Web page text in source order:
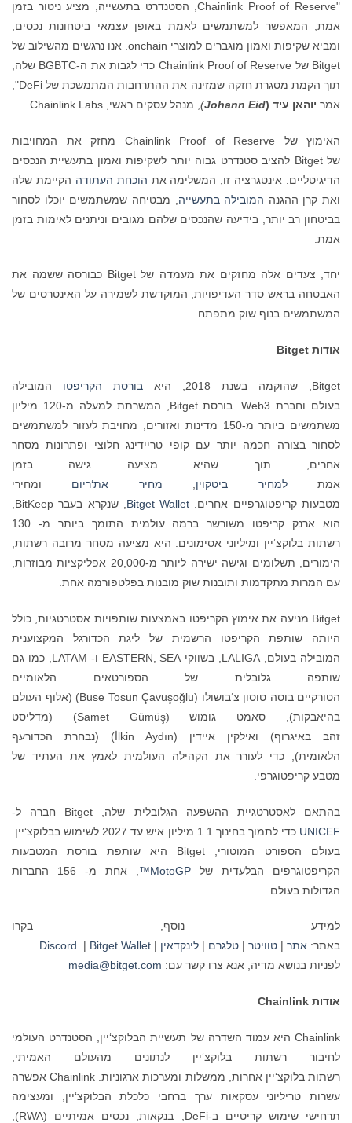
"Chainlink Proof of Reserve, הסטנדרט בתעשייה, מציע ניטור בזמן
אמת, המאפשר למשתמשים לאמת באופן עצמאי ביטחונות נכסים,
ומביא שקיפות ואמון מוגברים למוצרי onchain. אנו נרגשים מהשילוב של
Bitget של Chainlink Proof of Reserve כדי לגבות את ה-BGBTC שלה,
תוך הקמת מסגרת חזקה שמזינה את ההתרחבות המתמשכת של DeFi",
אמר יוהאן עיד ( Johann Eid
), מנהל עסקים ראשי, Chainlink Labs.
האימוץ של Chainlink Proof of Reserve מחזק את המחויבות
של Bitget להציב סטנדרט גבוה יותר לשקיפות ואמון בתעשיית הנכסים
הדיגיטליים. אינטגרציה זו, המשלימה את הוכחת העתודההקיימת שלה
ואת קרן ההגנההמובילה בתעשייה, מבטיחה שמשתמשים יוכלו לסחור
בביטחון רב יותר, בידיעה שהנכסים שלהם מגובים וניתנים לאימות בזמן
אמת.
יחד, צעדים אלה מחזקים את מעמדה של Bitget כבורסה ששמה את
האבטחה בראש סדר העדיפויות, המוקדשת לשמירה על האינטרסים של
המשתמשים בנוף שוק מתפתח.
אודות Bitget
Bitget, שהוקמה בשנת 2018, היא בורסת הקריפטוהמובילה
בעולם וחברת Web3. בורסת Bitget, המשרתת למעלה מ-120 מיליון
משתמשים ביותר מ-150 מדינות ואזורים, מחויבת לעזור למשתמשים
לסחור בצורה חכמה יותר עם קופי טריידינג חלוצי ופתרונות מסחר
אחרים, תוך שהיא מציעה גישה בזמן
אמת
למחיר ביטקוין, מחיר את‘ריוםומחירי
מטבעות קריפטוגרפיים אחרים.
Bitget Wallet
, שנקרא בעבר BitKeep,
הוא ארנק קריפטו משורשר ברמה עולמית התומך ביותר מ- 130
רשתות בלוקצ‘יין ומיליוני אסימונים. היא מציעה מסחר מרובה רשתות,
הימורים, תשלומים וגישה ישירה ליותר מ-20,000 אפליקציות מבוזרות,
עם המרות מתקדמות ותובנות שוק מובנות בפלטפורמה אחת.
Bitget מניעה את אימוץ הקריפטו באמצעות שותפויות אסטרטגיות, כולל
היותה שותפת הקריפטו הרשמית של ליגת הכדורגל המקצוענית
המובילה בעולם, LALIGA, בשווקי EASTERN, SEA ו- LATAM, כמו גם
שותפה גלובלית של הספורטאים הלאומיים
הטורקיים בוסה טוסון צ‘בושולו (Buse Tosun Çavuşoğlu) (אלוף העולם
בהיאבקות), סאמט גומוש (Samet Gümüş) (מדליסט
זהב באיגרוף) ואילקין איידין (İlkin Aydın) (נבחרת הכדורעף
הלאומית), כדי לעורר את הקהילה העולמית לאמץ את העתיד של
מטבע קריפטוגרפי.
בהתאם לאסטרטגיית ההשפעה הגלובלית שלה, Bitget חברה ל-
UNICEF
כדי לתמוך בחינוך 1.1 מיליון איש עד 2027 לשימוש בבלוקצ‘יין.
בעולם הספורט המוטורי, Bitget היא שותפת בורסת המטבעות
הקריפטוגרפים הבלעדית של
MotoGP™
, אחת מ- 156 החברות
הגדולות בעולם.
למידע נוסף, בקרו
באתר: אתר| טוויטר| טלגרם| לינקדאין|
Discord |Bitget Wallet
לפניות בנושא מדיה, אנא צרו קשר עם: media@bitget.com
אודות Chainlink
Chainlink היא עמוד השדרה של תעשיית הבלוקצ‘יין, הסטנדרט העולמי
לחיבור רשתות בלוקצ‘יין לנתונים מהעולם האמיתי,
רשתות בלוקצ‘יין אחרות, ממשלות ומערכות ארגוניות. Chainlink אפשרה
עשרות טריליוני עסקאות ערך ברחבי כלכלת הבלוקצ‘יין, ומעצימה
תרחישי שימוש קריטיים ב-DeFi, בנקאות, נכסים אמיתיים (RWA),